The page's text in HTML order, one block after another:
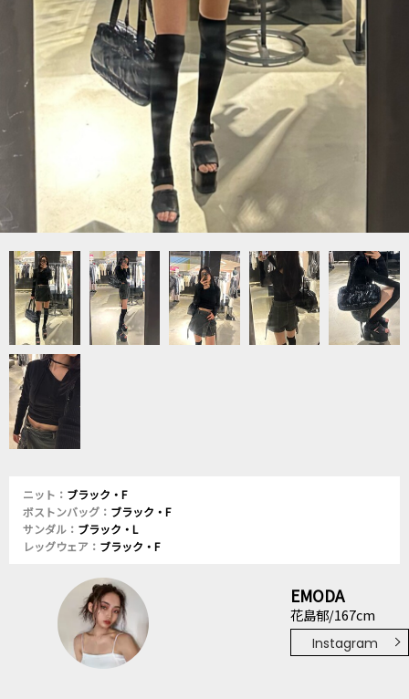
ニット： ブラック・F
ボストンバッグ： ブラック・F
サンダル： ブラック・L
レッグウェア： ブラック・F
EMODA
花島郁/167cm
Instagram